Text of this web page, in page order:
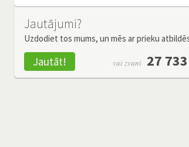
Jautājumi?
Uzdodiet tos mums, un mēs ar prieku
Jautāt! vai zvani 27